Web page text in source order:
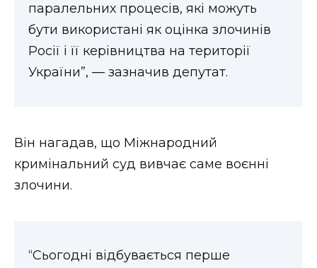
паралельних процесів, які можуть
бути використані як оцінка злочинів
Росії і її керівництва на території
України”, — зазначив депутат.
Він нагадав, що Міжнародний
кримінальний суд вивчає саме воєнні
злочини.
“Сьогодні відбувається перше